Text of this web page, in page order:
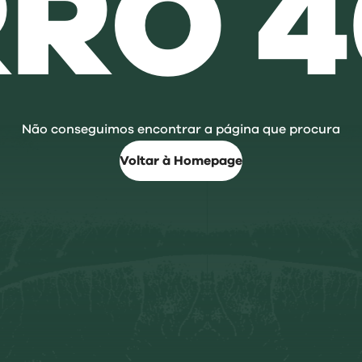
Não conseguimos encontrar a página que procura
Voltar à Homepage